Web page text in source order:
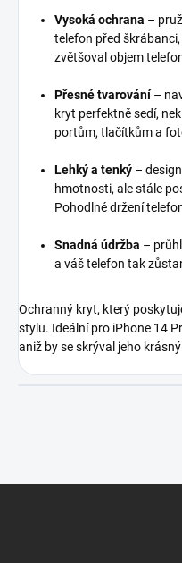
Vysoká ochrana –
telefon před
zvětšoval objem
Přesné tvarování–
kryt perfektně sedí,
portům, tlačítkům a
Lehký a tenký –
hmotnosti, ale stále
Pohodlné držení
Snadná údržba –
a váš telefon tak
Ochranný kryt, který
stylu. Ideální pro iPhone 14
aniž by se skrýval jeho